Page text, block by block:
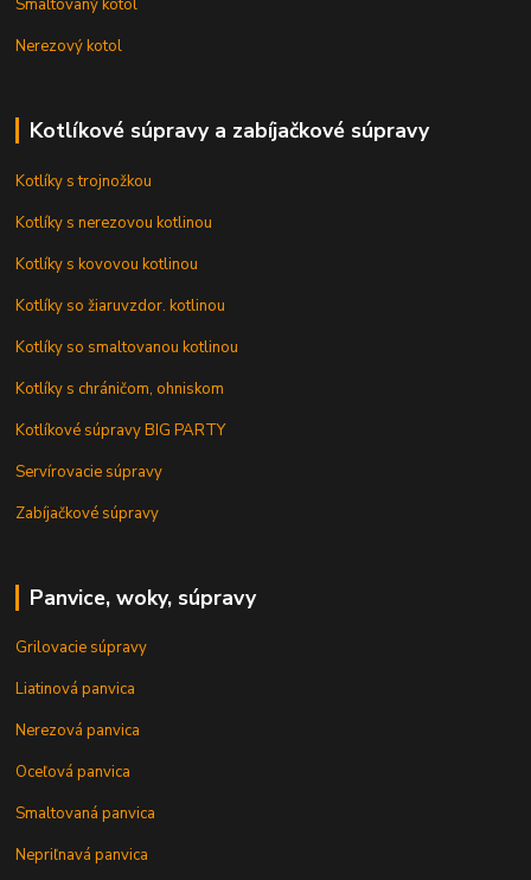
Smaltovaný kotol
Nerezový kotol
Kotlíkové súpravy a zabíjačkové súpravy
Kotlíky s trojnožkou
Kotlíky s nerezovou kotlinou
Kotlíky s kovovou kotlinou
Kotlíky so žiaruvzdor. kotlinou
Kotlíky so smaltovanou kotlinou
Kotlíky s chráničom, ohniskom
Kotlíkové súpravy BIG PARTY
Servírovacie súpravy
Zabíjačkové súpravy
Panvice, woky, súpravy
Grilovacie súpravy
Liatinová panvica
Nerezová panvica
Oceľová panvica
Smaltovaná panvica
Nepriľnavá panvica